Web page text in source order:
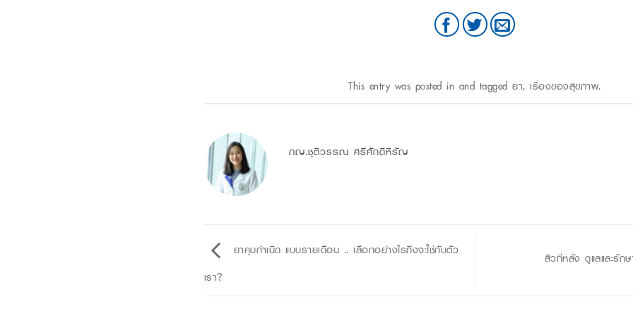
This entry was posted in and taggedยา,เรื่องของสุขภาพ.
ภญ.ชุติวรรณ ศรีศักดิ์หิรัญ
ยาคุมกำเนิด แบบรายเดือน .. เลือกอย่างไรถึงจะใช่กับตัว
เรา?
สิวที่หลัง ดูแลและรัก